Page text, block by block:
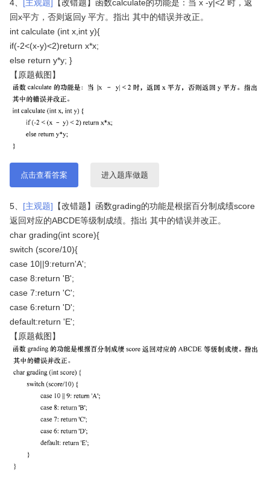
4、 [主观题]
【改错题】函数calculate的功能是：当 x -y|<2 时，返
回x平方，否则返回y 平方。指出 其中的错误并改正。
int calculate (int x,int y){
if(-2<(x-y)<2)return x*x;
else return y*y; }
【原题截图】
点击查看答案 进入题库做题
5、 [主观题] 【改错题】函数grading的功能是根据百分制成绩score
返回对应的ABCDE等级制成绩。指出 其中的错误并改正。
char grading(int score){
switch (score/10){
case 10||9:return'A';
case 8:return 'B';
case 7:return 'C';
case 6:return 'D';
default:return 'E';
【原题截图】